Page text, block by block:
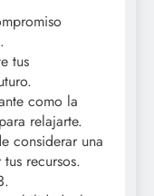
tus
como la
relajarte.
considerar una
recursos.